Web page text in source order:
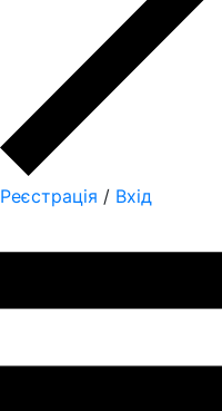
Реєстрація / Вхід